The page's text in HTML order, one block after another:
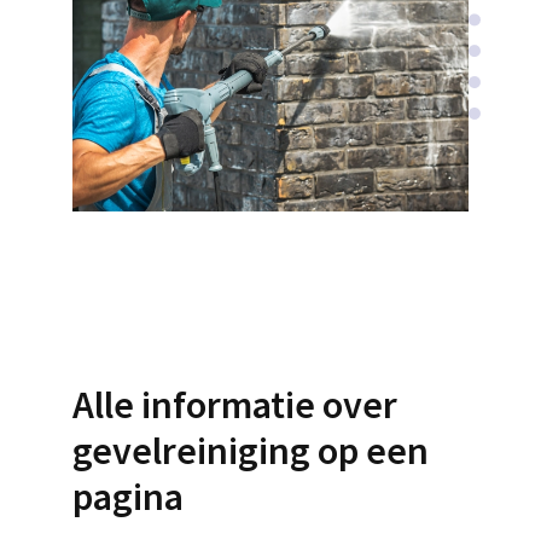
Alle informatie over
gevelreiniging op een
pagina